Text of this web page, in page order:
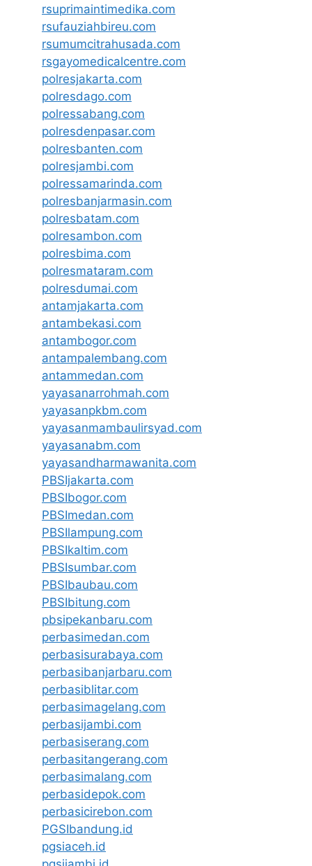
rsuprimaintimedika.com
rsufauziahbireu.com
rsumumcitrahusada.com
rsgayomedicalcentre.com
polresjakarta.com
polresdago.com
polressabang.com
polresdenpasar.com
polresbanten.com
polresjambi.com
polressamarinda.com
polresbanjarmasin.com
polresbatam.com
polresambon.com
polresbima.com
polresmataram.com
polresdumai.com
antamjakarta.com
antambekasi.com
antambogor.com
antampalembang.com
antammedan.com
yayasanarrohmah.com
yayasanpkbm.com
yayasanmambaulirsyad.com
yayasanabm.com
yayasandharmawanita.com
PBSIjakarta.com
PBSIbogor.com
PBSImedan.com
PBSIlampung.com
PBSIkaltim.com
PBSIsumbar.com
PBSIbaubau.com
PBSIbitung.com
pbsipekanbaru.com
perbasimedan.com
perbasisurabaya.com
perbasibanjarbaru.com
perbasiblitar.com
perbasimagelang.com
perbasijambi.com
perbasiserang.com
perbasitangerang.com
perbasimalang.com
perbasidepok.com
perbasicirebon.com
PGSIbandung.id
pgsiaceh.id